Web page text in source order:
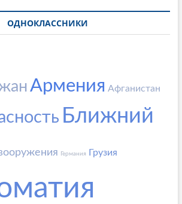
ОДНОКЛАССНИКИ
Армения Афганистан
Ближний
Германия Грузия